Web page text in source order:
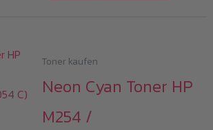
Toner kaufen
Neon Cyan Toner HP
M254 /